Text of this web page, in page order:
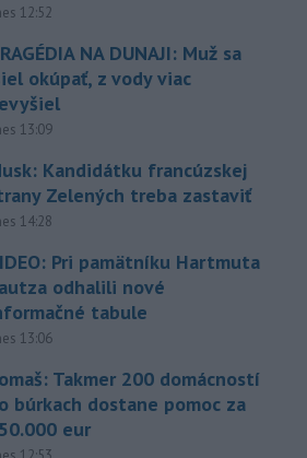
12:52
NA DUNAJI: Muž sa
okúpať, z vody viac
13:09
Kandidátku francúzskej
Zelených treba zastaviť
14:28
Pri pamätníku Hartmuta
odhalili nové
tabule
13:06
Takmer 200 domácností
búrkach dostane pomoc za
eur